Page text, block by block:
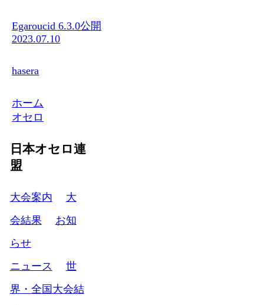
Egaroucid 6.3.0公開
2023.07.10
hasera
ホーム
オセロ
日本オセロ連
盟
大会案内
大
会結果
お知
らせ
ニュース
世
界・全国大会結